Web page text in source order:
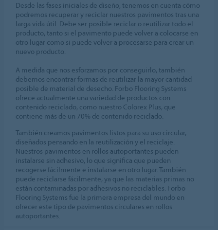
Desde las fases iniciales de diseño, tenemos en cuenta cómo
podremos recuperar y reciclar nuestros pavimentos tras una
larga vida útil. Debe ser posible reciclar o reutilizar todo el
producto, tanto si el pavimento puede volver a colocarse en
otro lugar como si puede volver a procesarse para crear un
nuevo producto.
A medida que nos esforzamos por conseguirlo, también
debemos encontrar formas de reutilizar la mayor cantidad
posible de material de desecho. Forbo Flooring Systems
ofrece actualmente una variedad de productos con
contenido reciclado, como nuestro Colorex Plus, que
contiene más de un 70% de contenido reciclado.
También creamos pavimentos listos para su uso circular,
diseñados pensando en la reutilización y el reciclaje.
Nuestros pavimentos en rollos autoportantes pueden
instalarse sin adhesivo, lo que significa que pueden
recogerse fácilmente e instalarse en otro lugar. También
puede reciclarse fácilmente, ya que las materias primas no
están contaminadas por adhesivos no reciclables. Forbo
Flooring Systems fue la primera empresa del mundo en
ofrecer este tipo de pavimentos circulares en rollos
autoportantes.